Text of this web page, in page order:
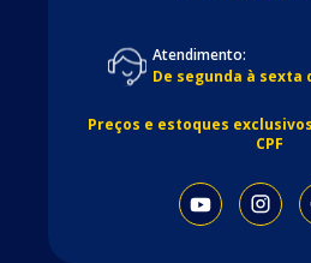
Atendimento:
De segunda à sexta
Preços e estoques
CPF